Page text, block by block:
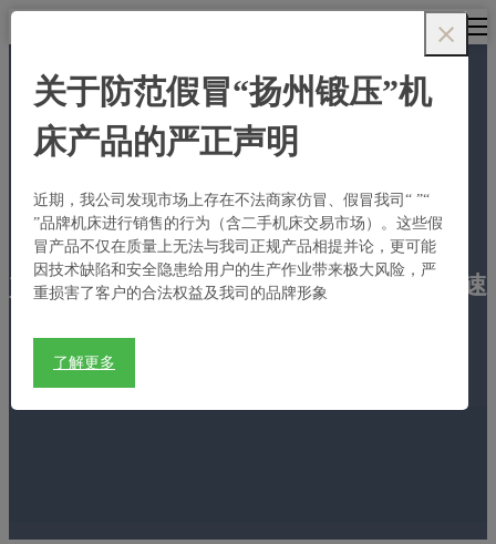
MP高速精密热
模锻压力机
首页>产品中心>锻造压力机 >
MP高速
关于防范假冒“扬州锻压”机
床产品的严正声明
近期，我公司发现市场上存在不法商家仿冒、假冒我司“ ”“
”品牌机床进行销售的行为（含二手机床交易市场）。这些假
冒产品不仅在质量上无法与我司正规产品相提并论，更可能
因技术缺陷和安全隐患给用户的生产作业带来极大风险，严
重损害了客户的合法权益及我司的品牌形象
了解更多